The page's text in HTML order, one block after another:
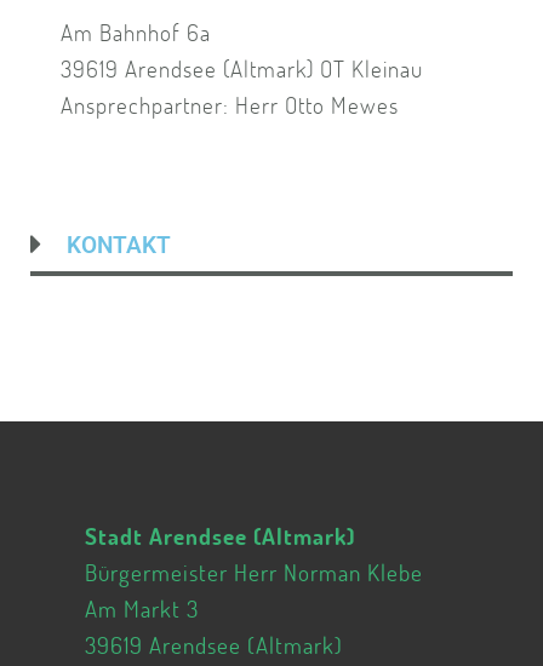
Am Bahnhof 6a
39619 Arendsee (Altmark) OT Kleinau
Ansprechpartner: Herr Otto Mewes
KONTAKT
Stadt Arendsee (Altmark)
Bürgermeister Herr Norman Klebe
Am Markt 3
39619 Arendsee (Altmark)